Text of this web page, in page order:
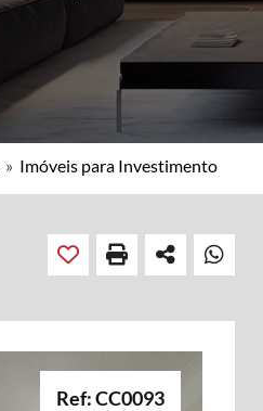
» Imóveis para Investimento
Ref: CC0093